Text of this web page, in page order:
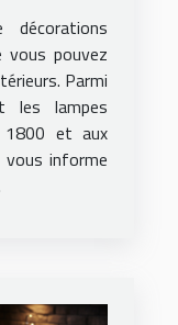
vous pouvez
Parmi
les lampes
1800 et aux
vous informe